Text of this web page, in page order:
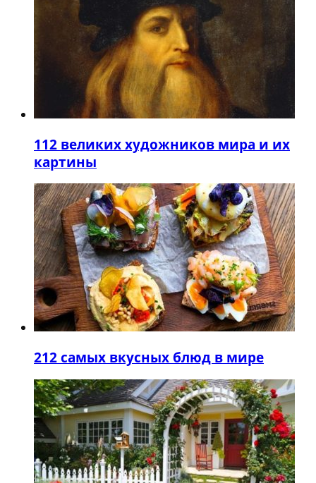
112 великих художников мира и их
картины
212 самых вкусных блюд в мире